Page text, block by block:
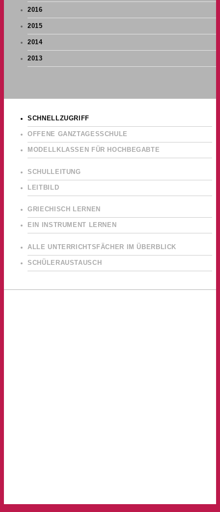
2016
2015
2014
2013
SCHNELLZUGRIFF
OFFENE GANZTAGESSCHULE
MODELLKLASSEN FÜR HOCHBEGABTE
SCHULLEITUNG
LEITBILD
GRIECHISCH LERNEN
EIN INSTRUMENT LERNEN
ALLE UNTERRICHTSFÄCHER IM ÜBERBLICK
SCHÜLERAUSTAUSCH